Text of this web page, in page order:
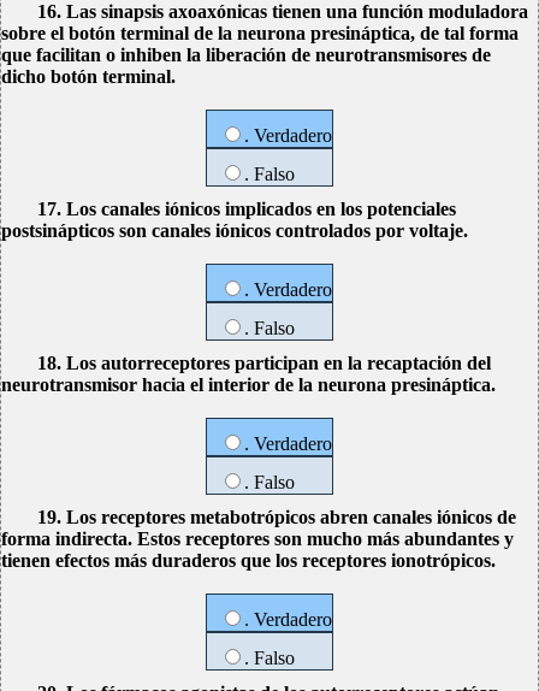
16. Las sinapsis axoaxónicas tienen una función moduladora
sobre el botón terminal de la neurona presináptica, de tal forma
que facilitan o inhiben la liberación de neurotransmisores de
dicho botón terminal.
. Verdadero
. Falso
17. Los canales iónicos implicados en los potenciales
postsinápticos son canales iónicos controlados por voltaje.
. Verdadero
. Falso
18. Los autorreceptores participan en la recaptación del
neurotransmisor hacia el interior de la neurona presináptica.
. Verdadero
. Falso
19. Los receptores metabotrópicos abren canales iónicos de
forma indirecta. Estos receptores son mucho más abundantes y
tienen efectos más duraderos que los receptores ionotrópicos.
. Verdadero
. Falso